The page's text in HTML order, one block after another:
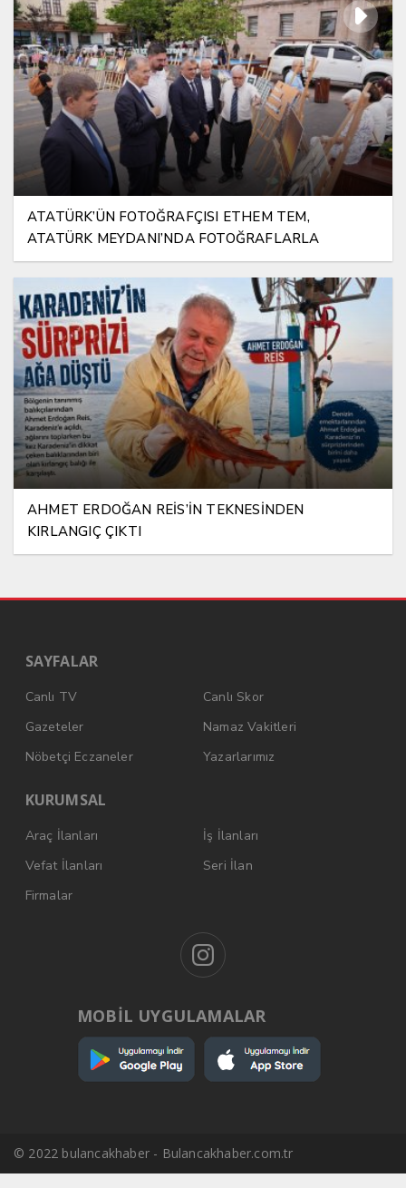
ATATÜRK’ÜN FOTOĞRAFÇISI ETHEM TEM,
ATATÜRK MEYDANI’NDA FOTOĞRAFLARLA
YAŞATILIYOR
AHMET ERDOĞAN REİS’İN TEKNESİNDEN
KIRLANGIÇ ÇIKTI
SAYFALAR
Canlı TV
Canlı Skor
Gazeteler
Namaz Vakitleri
Nöbetçi Eczaneler
Yazarlarımız
KURUMSAL
Araç İlanları
İş İlanları
Vefat İlanları
Seri İlan
Firmalar
MOBİL UYGULAMALAR
© 2022 bulancakhaber - Bulancakhaber.com.tr